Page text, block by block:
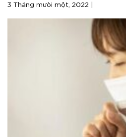
3 Tháng mười một, 2022 |